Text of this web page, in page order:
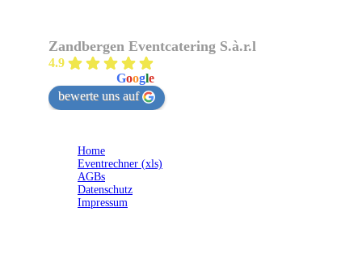
Zandbergen Eventcatering S.à.r.l
4.9
Google
bewerte uns auf
Home
Eventrechner (xls)
AGBs
Datenschutz
Impressum